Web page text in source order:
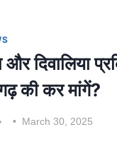
की कर मांगें?
March 30, 2025